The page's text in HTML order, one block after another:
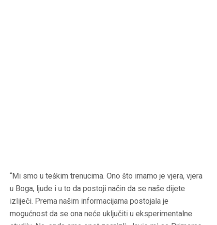
“Mi smo u teškim trenucima. Ono što imamo je vjera, vjera
u Boga, ljude i u to da postoji način da se naše dijete
izliječi. Prema našim informacijama postojala je
mogućnost da se ona neće uključiti u eksperimentalne